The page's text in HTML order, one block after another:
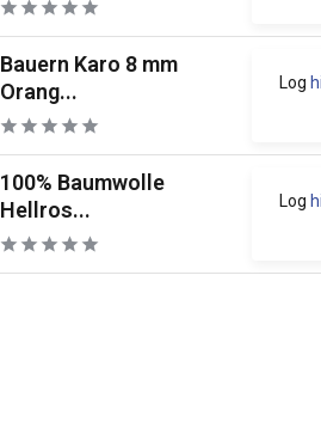
Bauern Karo 8 mm
Orang...
Log
100% Baumwolle
Hellros...
Log